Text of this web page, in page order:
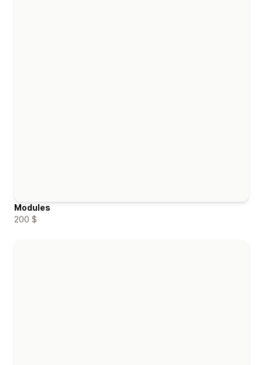
Modules
200 $